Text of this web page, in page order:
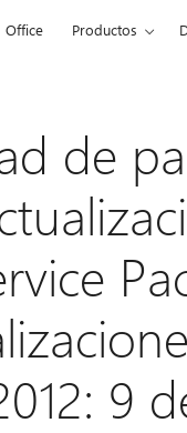
Office Productos
de
9